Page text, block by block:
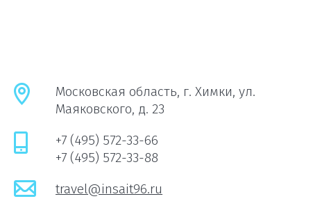
Московская область, г. Химки, ул.
Маяковского, д. 23
+7 (495) 572-33-66
+7 (495) 572-33-88
travel@insait96.ru